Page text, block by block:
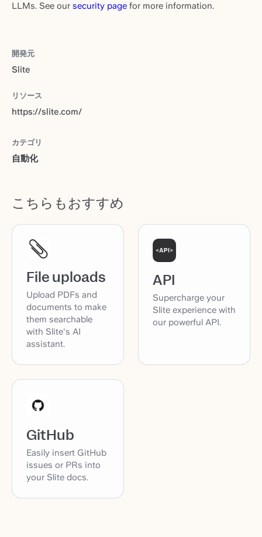
LLMs. See our security page for more information.
開発元
Slite
リソース
https://slite.com/
カテゴリ
自動化
こちらもおすすめ
File uploads
Upload PDFs and
documents to make
them searchable
with Slite's AI
assistant.
API
Supercharge your
Slite experience with
our powerful API.
GitHub
Easily insert GitHub
issues or PRs into
your Slite docs.